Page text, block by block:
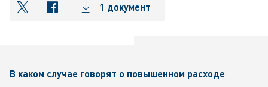
shareOntwitter
shareOnfacebook
1 документ
В каком случае говорят о повышенном расходе